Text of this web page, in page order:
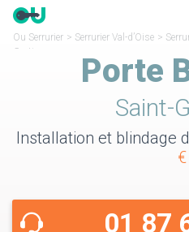
Ou Serrurier > Serrurier Val-d’Oise >
Gratien
Porte
Saint-
Installation et blindage
€
01 87